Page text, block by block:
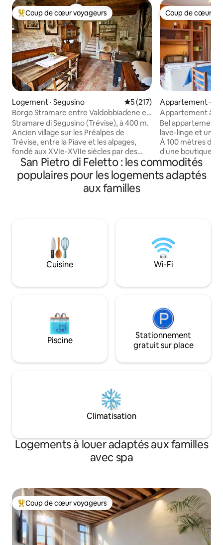
Coup de cœur voyageurs parmi les plus aimés
Coup de cœur voyageurs
Logement · Segusino Note moyenne de 5 sur 5,
5 (217)
Borgo Stramare entre Valdobbiadene et
Segusino
Stramare di Segusino (Trévise), à 400 m.
Ancien village sur les Préalpes de
Trévise, entre la Piave et les alpages,
fondé aux XVIe-XVIIe siècles par des
charbonniers d'Istrie attirés par les eaux
et le bois. Au centre de nombreuses
possibilités : 10 min de
Valdobbiadene/collines prosecco
habitant, aujourd’hui nous sommes 6,
romantiquement immergés dans la
verdure, relaxants, pour se retrouver au
milieu de la nature, de la beauté, de
Coup de cœur
Coup de cœur
Appartement ·
Appartement à
Bel appartement
lave-linge et un
À 100 mètres
d'une boutique
légumes frais et
quotidiennes. Si vous êtes intéressé par
la nourriture et
collines
pied. Nous vivons à proximité, nous
parlons italien,
accueillir des
San Pietro di Feletto : les commodités
populaires pour les logements adaptés
aux familles
Cuisine Wi-Fi
Piscine
Stationnement
gratuit sur place
Climatisation
Logements à louer adaptés aux familles
avec spa
Coup de cœur voyageurs parmi les plus aimés
Coup de cœur voyageurs